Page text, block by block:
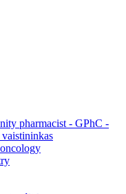
pharmacist - GPhC -